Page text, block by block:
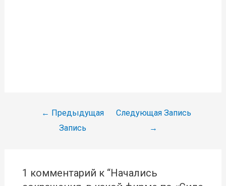
Навигация
← Предыдущая
Запись
Следующая Запись
→
1 комментарий к “Начались